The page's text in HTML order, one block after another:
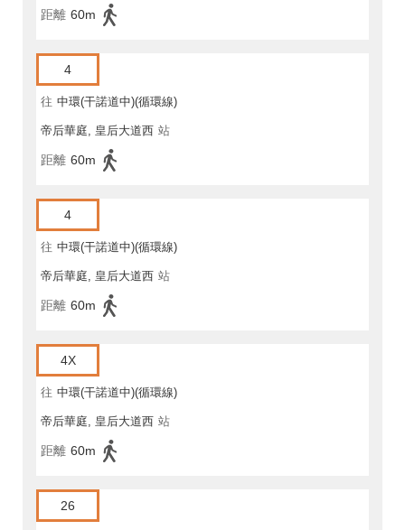
距離 60m
4
往 中環(干諾道中)(循環線)
帝后華庭, 皇后大道西 站
距離 60m
4
往 中環(干諾道中)(循環線)
帝后華庭, 皇后大道西 站
距離 60m
4X
往 中環(干諾道中)(循環線)
帝后華庭, 皇后大道西 站
距離 60m
26